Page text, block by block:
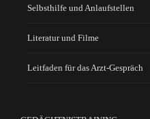
Selbsthilfe und Anlaufstellen
Literatur und Filme
Leitfaden für das Arzt-Gespräch